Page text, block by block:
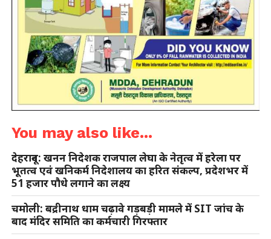
You may also like...
देहरादून: खनन निदेशक राजपाल लेघा के नेतृत्व में हरेला पर
भूतत्व एवं खनिकर्म निदेशालय का हरित संकल्प, प्रदेशभर में
51 हजार पौधे लगाने का लक्ष्य
चमोली: बद्रीनाथ धाम चढ़ावे गड़बड़ी मामले में SIT जांच के
बाद मंदिर समिति का कर्मचारी गिरफ्तार